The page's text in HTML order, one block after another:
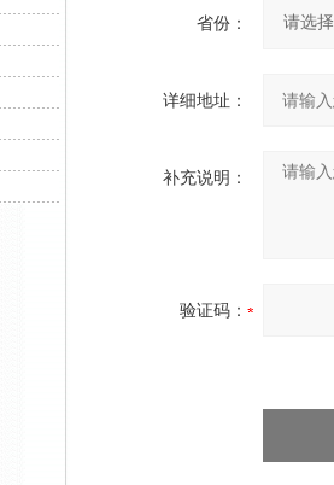
省份：
详细地址：
补充说明：
验证码：